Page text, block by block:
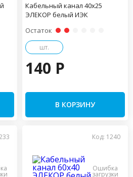
Кабельный канал 40х25
ЭЛЕКОР белый ИЭК
Остаток
шт.
140 P
В КОРЗИНУ
Код: 1240